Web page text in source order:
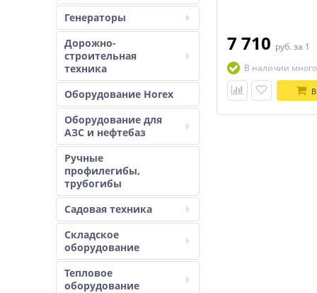
Генераторы
Дорожно-
строительная
техника
Оборудование Horex
Оборудование для
АЗС и нефтебаз
Ручные
профилегибы,
трубогибы
Садовая техника
Складское
оборудование
Тепловое
оборудование
7 710 руб. за 1
В наличии много